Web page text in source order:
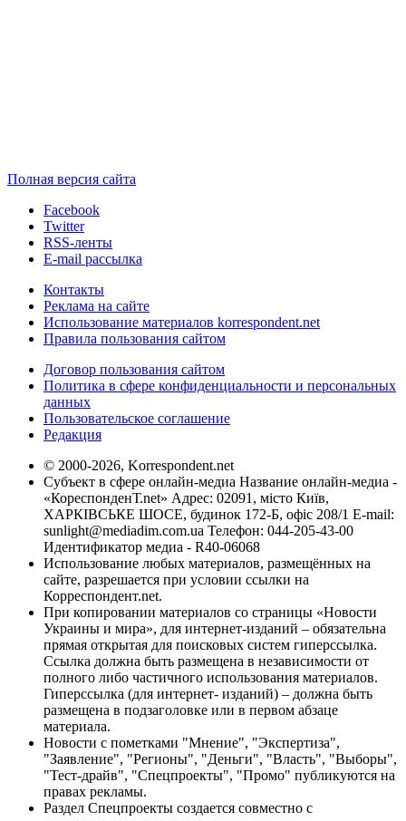
Полная версия сайта
Facebook
Twitter
RSS-ленты
E-mail рассылка
Контакты
Реклама на сайте
Использование материалов korrespondent.net
Правила пользования сайтом
Договор пользования сайтом
Политика в сфере конфиденциальности и персональных
данных
Пользовательское соглашение
Редакция
© 2000-2026, Korrespondent.net
Субъект в сфере онлайн-медиа Название онлайн-медиа -
«КореспонденТ.net» Адрес: 02091, місто Київ,
ХАРКІВСЬКЕ ШОСЕ, будинок 172-Б, офіс 208/1 E-mail:
sunlight@mediadim.com.ua Телефон: 044-205-43-00
Идентификатор медиа - R40-06068
Использование любых материалов, размещённых на
сайте, разрешается при условии ссылки на
Корреспондент.net.
При копировании материалов со страницы «Новости
Украины и мира», для интернет-изданий – обязательна
прямая открытая для поисковых систем гиперссылка.
Ссылка должна быть размещена в независимости от
полного либо частичного использования материалов.
Гиперссылка (для интернет- изданий) – должна быть
размещена в подзаголовке или в первом абзаце
материала.
Новости с пометками "Мнение", "Экспертиза",
"Заявление", "Регионы", "Деньги", "Власть", "Выборы",
"Тест-драйв", "Спецпроекты", "Промо" публикуются на
правах рекламы.
Раздел Спецпроекты создается совместно с